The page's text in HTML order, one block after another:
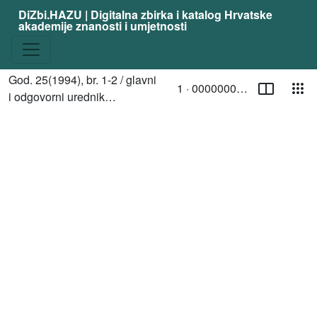
DiZbi.HAZU | Digitalna zbirka i katalog Hrvatske
akademije znanosti i umjetnosti
God. 25(1994), br. 1-2 / glavni
i odgovorni urednik
StranicaTrenutna stranica
1 · 00000004747
/ Toggle page select